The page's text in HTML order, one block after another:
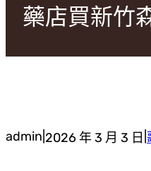
藥店買新竹
admin 2026 年 3 月 3 日